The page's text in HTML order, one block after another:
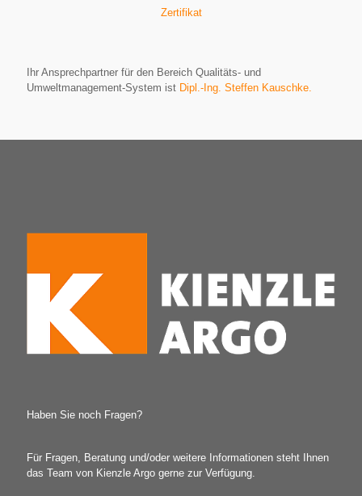
Zertifikat
Ihr Ansprechpartner für den Bereich Qualitäts- und
Umweltmanagement-System ist Dipl.-Ing. Steffen Kauschke.
Haben Sie noch Fragen?
Für Fragen, Beratung und/oder weitere Informationen steht Ihnen
das Team von Kienzle Argo gerne zur Verfügung.